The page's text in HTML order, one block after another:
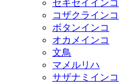
セキセイインコ
コザクラインコ
ボタンインコ
オカメインコ
文鳥
マメルリハ
サザナミインコ